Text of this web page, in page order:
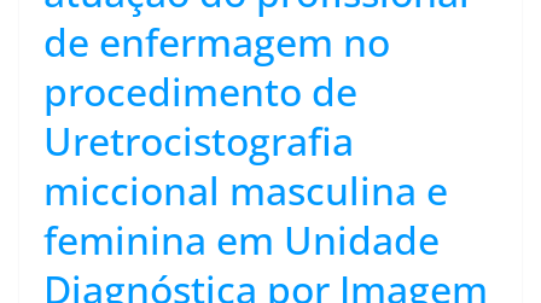
de enfermagem no
procedimento de
Uretrocistografia
miccional masculina e
feminina em Unidade
Diagnóstica por Imagem